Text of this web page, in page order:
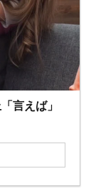
言えば」